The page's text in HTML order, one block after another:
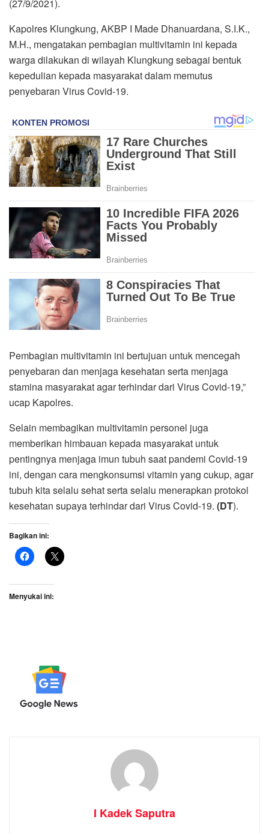
(27/9/2021).
Kapolres Klungkung, AKBP I Made Dhanuardana, S.I.K.,
M.H., mengatakan pembagian multivitamin ini kepada
warga dilakukan di wilayah Klungkung sebagai bentuk
kepedulian kepada masyarakat dalam memutus
penyebaran Virus Covid-19.
Pembagian multivitamin ini bertujuan untuk mencegah
penyebaran dan menjaga kesehatan serta menjaga
stamina masyarakat agar terhindar dari Virus Covid-19,”
ucap Kapolres.
Selain membagikan multivitamin personel juga
memberikan himbauan kepada masyarakat untuk
pentingnya menjaga imun tubuh saat pandemi Covid-19
ini, dengan cara mengkonsumsi vitamin yang cukup, agar
tubuh kita selalu sehat serta selalu menerapkan protokol
kesehatan supaya terhindar dari Virus Covid-19. (DT).
Bagikan ini:
Menyukai ini:
I Kadek Saputra